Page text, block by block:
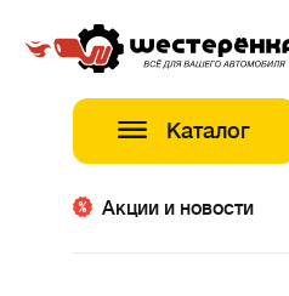
Каталог
Акции и новости